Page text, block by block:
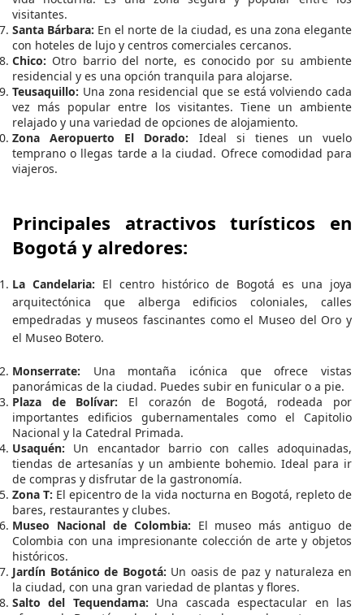
visitantes.
Santa Bárbara: En el norte de la ciudad, es una zona elegante
con hoteles de lujo y centros comerciales cercanos.
Chico: Otro barrio del norte, es conocido por su ambiente
residencial y es una opción tranquila para alojarse.
Teusaquillo: Una zona residencial que se está volviendo cada
vez más popular entre los visitantes. Tiene un ambiente
relajado y una variedad de opciones de alojamiento.
Zona Aeropuerto El Dorado: Ideal si tienes un vuelo
temprano o llegas tarde a la ciudad. Ofrece comodidad para
viajeros.
Principales atractivos turísticos en
Bogotá y alredores:
La Candelaria: El centro histórico de Bogotá es una joya
arquitectónica que alberga edificios coloniales, calles
empedradas y museos fascinantes como el Museo del Oro y
el Museo Botero.
Monserrate: Una montaña icónica que ofrece vistas
panorámicas de la ciudad. Puedes subir en funicular o a pie.
Plaza de Bolívar: El corazón de Bogotá, rodeada por
importantes edificios gubernamentales como el Capitolio
Nacional y la Catedral Primada.
Usaquén: Un encantador barrio con calles adoquinadas,
tiendas de artesanías y un ambiente bohemio. Ideal para ir
de compras y disfrutar de la gastronomía.
Zona T: El epicentro de la vida nocturna en Bogotá, repleto de
bares, restaurantes y clubes.
Museo Nacional de Colombia: El museo más antiguo de
Colombia con una impresionante colección de arte y objetos
históricos.
Jardín Botánico de Bogotá: Un oasis de paz y naturaleza en
la ciudad, con una gran variedad de plantas y flores.
Salto del Tequendama: Una cascada espectacular en las